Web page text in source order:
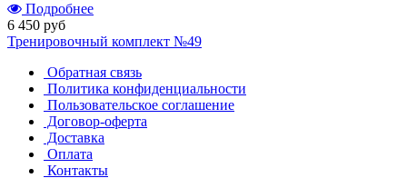
Подробнее
6 450 руб
Тренировочный комплект №49
Обратная связь
Политика конфиденциальности
Пользовательское соглашение
Договор-оферта
Доставка
Оплата
Контакты